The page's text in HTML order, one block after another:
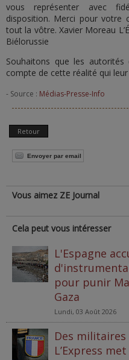
vous représenter avec
disposition. Merci pour votre
tout la vôtre. Xavier Moreau
Biélorussie
Souhaitons que les autorités
compte de cette réalité qui
- Source : Médias-Presse-Info
Retour
Envoyer par email
Vous aimez ZE Journal
Cela peut vous intéresser
L'Espagne
pour punir
Gaza
Lundi, 03 Août 2026
Des militaires
L’Express